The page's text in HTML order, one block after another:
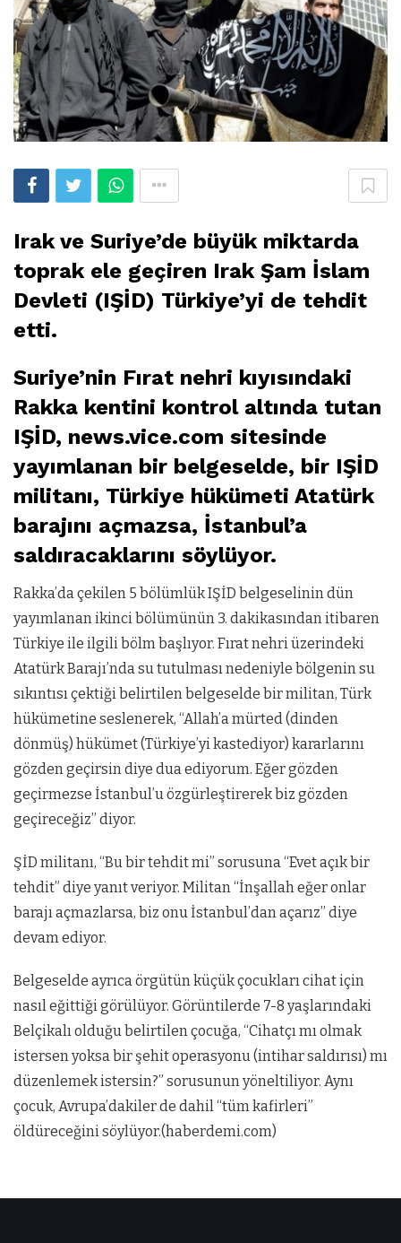
Irak ve Suriye’de büyük miktarda
toprak ele geçiren Irak Şam İslam
Devleti (IŞİD) Türkiye’yi de tehdit
etti.
Suriye’nin Fırat nehri kıyısındaki
Rakka kentini kontrol altında tutan
IŞİD, news.vice.com sitesinde
yayımlanan bir belgeselde, bir IŞİD
militanı, Türkiye hükümeti Atatürk
barajını açmazsa, İstanbul’a
saldıracaklarını söylüyor.
Rakka’da çekilen 5 bölümlük IŞİD belgeselinin dün
yayımlanan ikinci bölümünün 3. dakikasından itibaren
Türkiye ile ilgili bölm başlıyor. Fırat nehri üzerindeki
Atatürk Barajı’nda su tutulması nedeniyle bölgenin su
sıkıntısı çektiği belirtilen belgeselde bir militan, Türk
hükümetine seslenerek, “Allah’a mürted (dinden
dönmüş) hükümet (Türkiye’yi kastediyor) kararlarını
gözden geçirsin diye dua ediyorum. Eğer gözden
geçirmezse İstanbul’u özgürleştirerek biz gözden
geçireceğiz” diyor.
ŞİD militanı, “Bu bir tehdit mi” sorusuna “Evet açık bir
tehdit” diye yanıt veriyor. Militan “İnşallah eğer onlar
barajı açmazlarsa, biz onu İstanbul’dan açarız” diye
devam ediyor.
Belgeselde ayrıca örgütün küçük çocukları cihat için
nasıl eğittiği görülüyor. Görüntilerde 7-8 yaşlarındaki
Belçikalı olduğu belirtilen çocuğa, “Cihatçı mı olmak
istersen yoksa bir şehit operasyonu (intihar saldırısı) mı
düzenlemek istersin?” sorusunun yöneltiliyor. Aynı
çocuk, Avrupa’dakiler de dahil “tüm kafirleri”
öldüreceğini söylüyor.(haberdemi.com)